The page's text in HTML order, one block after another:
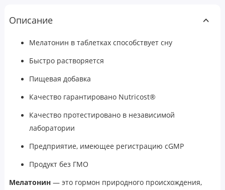
Описание
Мелатонин в таблетках способствует сну
Быстро растворяется
Пищевая добавка
Качество гарантировано Nutricost®
Качество протестировано в независимой
лаборатории
Предприятие, имеющее регистрацию cGMP
Продукт без ГМО
Мелатонин — это гормон природного происхождения,